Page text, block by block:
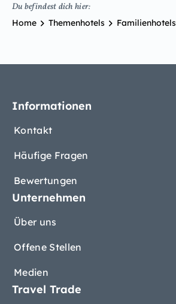
Du befindest dich hier:
Home Themenhotels Familienhotels
Informationen
Kontakt
Häufige Fragen
Bewertungen
Unternehmen
Über uns
Offene Stellen
Medien
Travel Trade